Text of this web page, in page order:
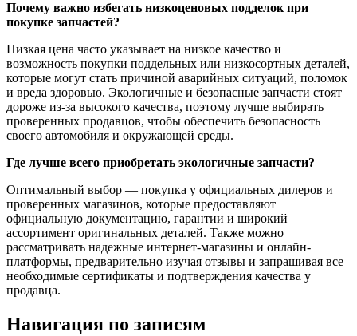
Почему важно избегать низкоценовых подделок при
покупке запчастей?
Низкая цена часто указывает на низкое качество и
возможность покупки поддельных или низкосортных деталей,
которые могут стать причиной аварийных ситуаций, поломок
и вреда здоровью. Экологичные и безопасные запчасти стоят
дороже из-за высокого качества, поэтому лучше выбирать
проверенных продавцов, чтобы обеспечить безопасность
своего автомобиля и окружающей среды.
Где лучше всего приобретать экологичные запчасти?
Оптимальный выбор — покупка у официальных дилеров и
проверенных магазинов, которые предоставляют
официальную документацию, гарантии и широкий
ассортимент оригинальных деталей. Также можно
рассматривать надежные интернет-магазины и онлайн-
платформы, предварительно изучая отзывы и запрашивая все
необходимые сертификаты и подтверждения качества у
продавца.
Навигация по записям